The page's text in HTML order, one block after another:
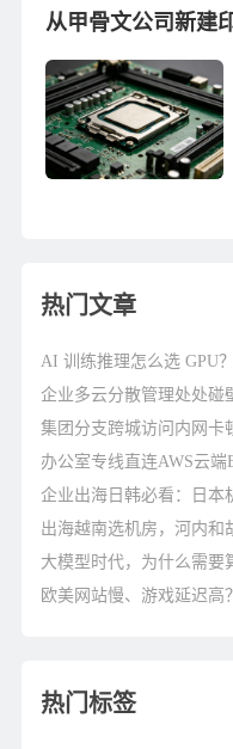
热门文章
AI 训练推理怎么选 GPU
企业多云分散管理处处碰
集团分支跨城访问内网卡
企业出海日韩必看：日本
出海越南选机房，河内和
大模型时代，为什么需要
欧美网站慢、游戏延迟高
热门标签